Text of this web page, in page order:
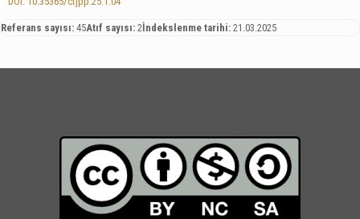
Referans sayısı: 45Atıf sayısı: 2İndekslenme tarihi: 21.03.2025